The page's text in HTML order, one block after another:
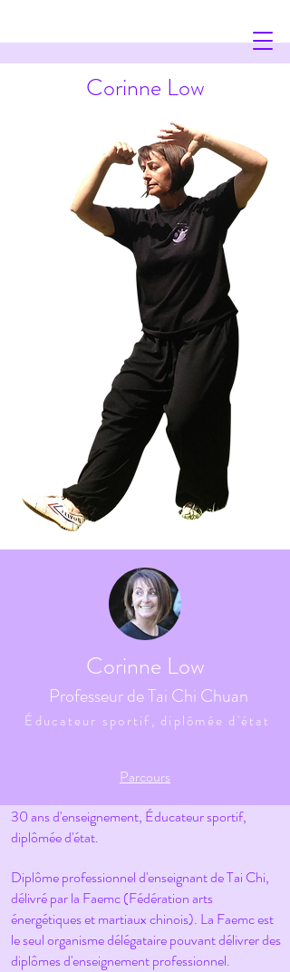
Corinne Low
Corinne Low
Professeur de Tai Chi Chuan
Éducateur sportif, diplômée d'état
Parcours
30 ans d'enseignement, Éducateur sportif,
diplômée d'état.
Diplôme professionnel d'enseignant de Tai Chi,
délivré par la Faemc (Fédération arts
énergétiques et martiaux chinois). La Faemc est
le seul organisme délégataire pouvant délivrer des
diplômesd'enseignement professionnel.